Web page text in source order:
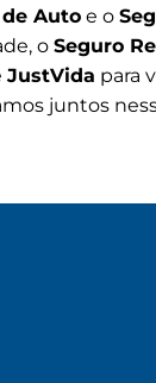
Auto e o
o Seguro
JustVida para
juntos